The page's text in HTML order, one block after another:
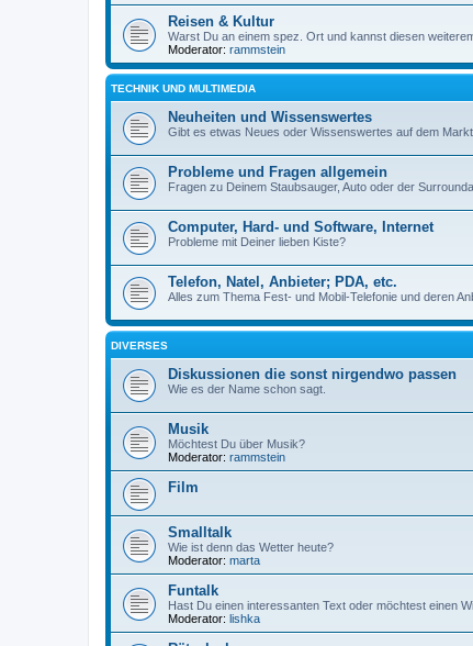
Reisen & Kultur
Warst Du an einem spez. Ort und kannst diesen
Moderator: rammstein
TECHNIK UND MULTIMEDIA
Neuheiten und Wissenswertes
Gibt es etwas Neues oder Wissenswertes auf dem
Probleme und Fragen allgemein
Fragen zu Deinem Staubsauger, Auto oder der
Computer, Hard- und Software, Internet
Probleme mit Deiner lieben Kiste?
Telefon, Natel, Anbieter; PDA, etc.
Alles zum Thema Fest- und Mobil-Telefonie und deren
DIVERSES
Diskussionen die sonst nirgendwo passen
Wie es der Name schon sagt.
Musik
Möchtest Du über Musik?
Moderator: rammstein
Film
Smalltalk
Wie ist denn das Wetter heute?
Moderator: marta
Funtalk
Hast Du einen interessanten Text oder möchtest einen
Moderator: lishka